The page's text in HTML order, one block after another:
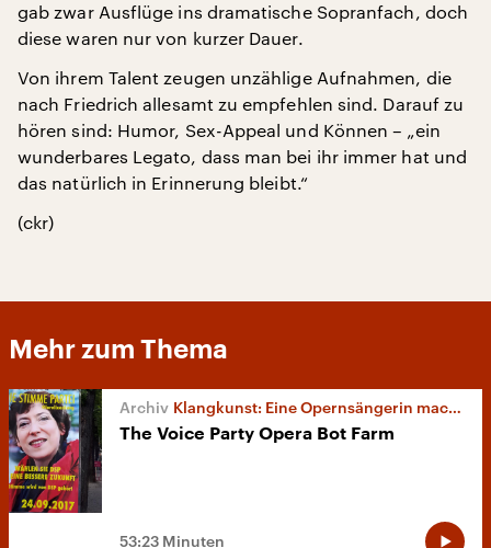
gab zwar Ausflüge ins dramatische Sopranfach, doch
diese waren nur von kurzer Dauer.
Von ihrem Talent zeugen unzählige Aufnahmen, die
nach Friedrich allesamt zu empfehlen sind. Darauf zu
hören sind: Humor, Sex-Appeal und Können – „ein
wunderbares Legato, dass man bei ihr immer hat und
das natürlich in Erinnerung bleibt.“
(ckr)
Mehr zum Thema
Klangkunst: Eine Opernsängerin macht Politik
The Voice Party Opera Bot Farm
53:23 Minuten